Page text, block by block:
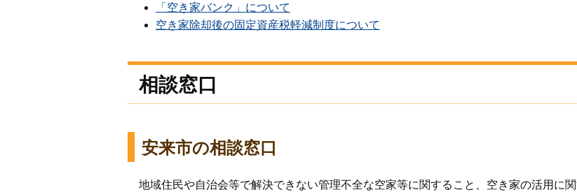
「空き家バンク」について
空き家除却後の固定資産税軽減制度について
相談窓口
安来市の相談窓口
地域住民や自治会等で解決できない管理不全な空家等に関すること、空き家の活用に